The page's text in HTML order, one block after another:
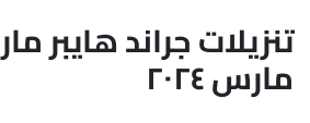
مارس ٢٠٢٤